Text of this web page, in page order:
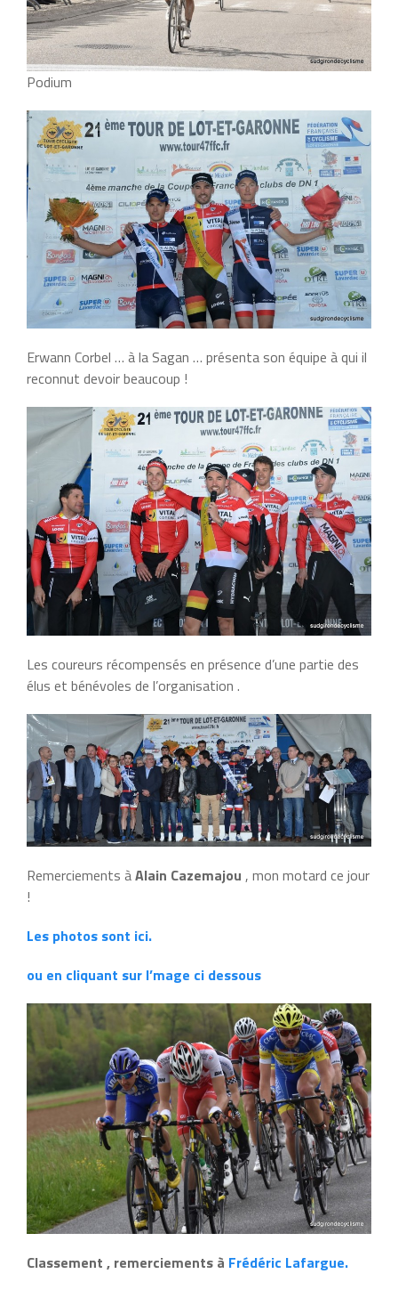
Podium
Erwann Corbel … à la Sagan … présenta son équipe à qui il
reconnut devoir beaucoup !
Les coureurs récompensés en présence d’une partie des
élus et bénévoles de l’organisation .
Remerciements àAlain Cazemajou , mon motard ce jour
!
Les photos sont ici.
ou en cliquant sur l’mage ci dessous
Classement , remerciements à Frédéric Lafargue.